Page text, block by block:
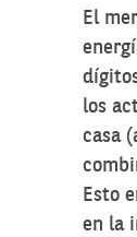
El
los
casa
Esto
en la